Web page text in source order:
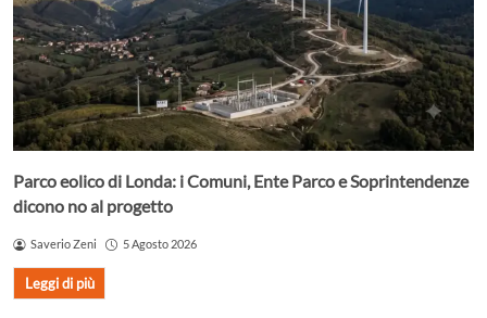
Parco eolico di Londa: i Comuni, Ente Parco e Soprintendenze
dicono no al progetto
Saverio Zeni 5 Agosto 2026
Leggi di più